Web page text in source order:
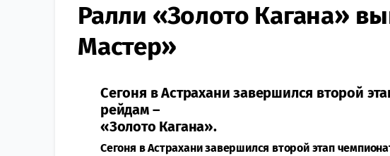
Ралли «Золото Кагана»
Мастер»
Сегоня в Астрахани завершился второй
рейдам –
«Золото Кагана».
Сегоня в Астрахани завершился второй этап